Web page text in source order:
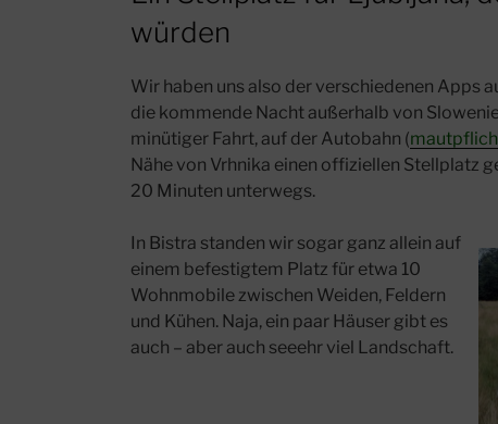
würden
Wir haben uns also der verschiedenen Apps
die kommende Nacht außerhalb von
minütiger Fahrt, auf der Autobahn (
Nähe von Vrhnika einen offiziellen Stellplatz
20 Minuten unterwegs.
In Bistra standen wir sogar ganz allein auf
einem befestigtem Platz für etwa 10
Wohnmobile zwischen Weiden, Feldern
und Kühen. Naja, ein paar Häuser gibt es
auch – aber auch seeehr viel Landschaft.